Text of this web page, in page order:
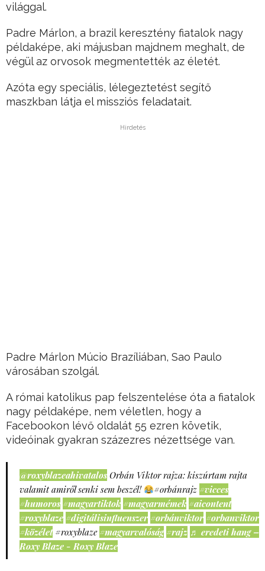
világgal.
Padre Márlon, a brazil keresztény fiatalok nagy
példaképe, aki májusban majdnem meghalt, de
végül az orvosok megmentették az életét.
Azóta egy speciális, lélegeztetést segítő
maszkban látja el missziós feladatait.
Hirdetés
Padre Márlon Múcio Brazíliában, Sao Paulo
városában szolgál.
A római katolikus pap felszentelése óta a fiatalok
nagy példaképe, nem véletlen, hogy a
Facebookon lévő oldalát 55 ezren követik,
videóinak gyakran százezres nézettsége van.
@roxyblazeahivatalos Orbán Viktor rajza: kiszúrtam rajta
valamit amiről senki sem beszél!
#orbánrajz #vicces
#humoros #magyartiktok #magyarmémek #aicontent
#roxyblaze #digitálisinfluenszer #orbánviktor #orbanviktor
#közélet #roxyblaze #magyarvalóság #rajz ♬ eredeti hang –
Roxy Blaze - Roxy Blaze